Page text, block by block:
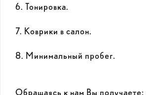
6. Тонировка.
7. Коврики в салон.
8. Минимальный пробег.
Обращаясь к нам Вы получаете: